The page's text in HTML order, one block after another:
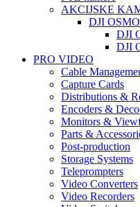
AKCIJSKE
DJI OSMO
DJI
DJI
PRO VIDEO
Cable
Capture Cards
Distributions &
Encoders &
Monitors &
Parts &
Post-production
Storage Systems
Teleprompters
Video Converters
Video Recorders